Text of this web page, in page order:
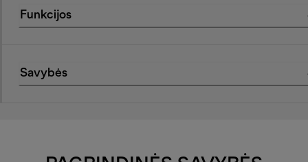
Funkcijos
Savybės